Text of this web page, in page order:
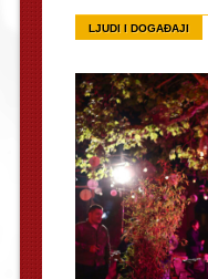
LJUDI I DOGAĐAJI